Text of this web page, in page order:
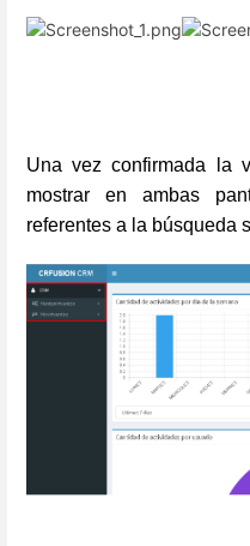
Una vez confirmada la
mostrar en ambas
referentes a la búsqueda